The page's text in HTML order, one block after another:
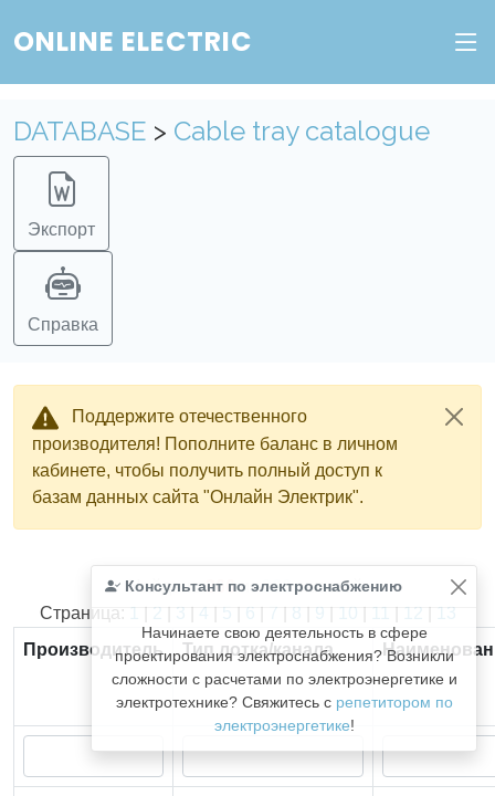
ONLINE ELECTRIC
DATABASE > Cable tray catalogue
Экспорт
Справка
Поддержите отечественного
производителя! Пополните баланс в личном
кабинете, чтобы получить полный доступ к
базам данных сайта "Онлайн Электрик".
Консультант по электроснабжению
Начинаете свою деятельность в сфере
проектирования электроснабжения? Возникли
сложности с расчетами по электроэнергетике и
электротехнике? Свяжитесь с репетитором по
электроэнергетике!
Найдено366из366записей.
Страница: 1 | 2 | 3 | 4 | 5 | 6 | 7 | 8 | 9 | 10 | 11 | 12 | 13
Производитель
Тип лотка/канала
Веб-сервис "Онлайн Электрик"
получить доступ ко всем сервисам "Онлайн
Электрик" без ограничений.